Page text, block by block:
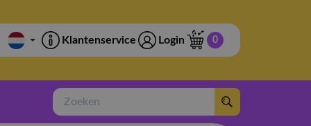
Klantenservice Login 0
Zoeken